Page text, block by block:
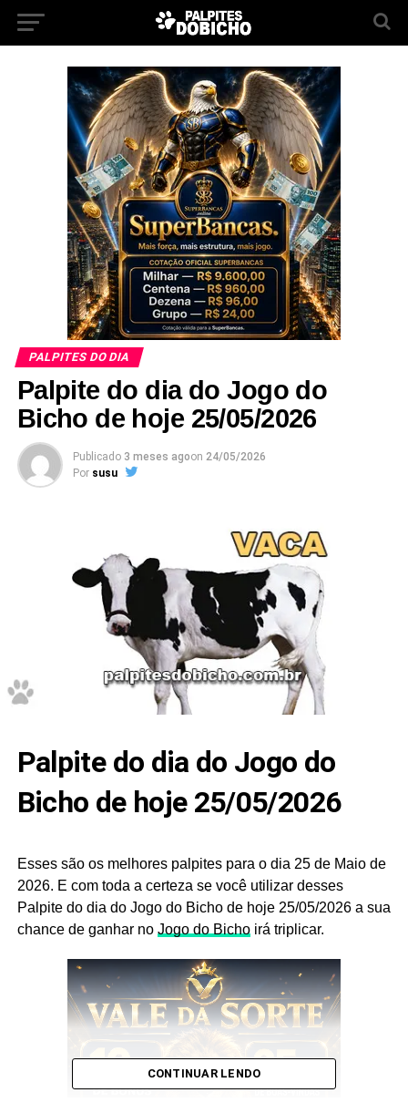
PALPITES DO DIA
Palpite do dia do Jogo do
Bicho de hoje 25/05/2026
Publicado 3 meses agoon 24/05/2026
Por susu
Palpite do dia do Jogo do
Bicho de hoje 25/05/2026
Esses são os melhores palpites para o dia 25 de Maio de
2026. E com toda a certeza se você utilizar desses
Palpite do dia do Jogo do Bicho de hoje 25/05/2026 a sua
chance de ganhar no Jogo do Bichoirá triplicar.
CONTINUAR LENDO